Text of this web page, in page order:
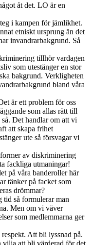
åt det. LO är en
i kampen för jämlikhet.
etniskt ursprung än det
invandrarbakgrund. Så
tillhör vardagen
som utestänger en stor
bakgrund. Verkligheten
bland våra
är ett problem för oss
som allas rätt till
Det handlar om att vi
att skapa frihet
ute så försvagar vi
av diskriminering
fackliga utmaningar!
på våra banderoller här
tänker på facket som
drömmar?
tid så formulerar man
Men om vi väver
som medlemmarna ger
Att bli lyssnad på.
att bli värderad för det